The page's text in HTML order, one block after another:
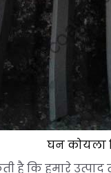
घन कोयला
है कि हमारे